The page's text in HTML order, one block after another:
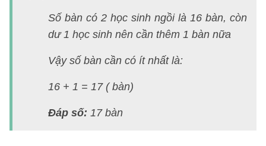
Số bàn có 2 học sinh ngồi là 16 bàn, còn
dư 1 học sinh nên cần thêm 1 bàn nữa
Vậy số bàn cần có ít nhất là:
16 + 1 = 17 ( bàn)
Đáp số: 17 bàn